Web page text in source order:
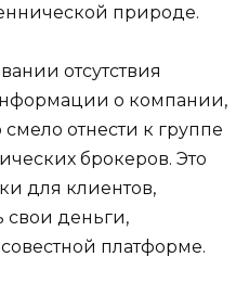
природе.
отсутствия
о компании,
отнести к группе
брокеров. Это
для клиентов,
свои деньги,
платформе.